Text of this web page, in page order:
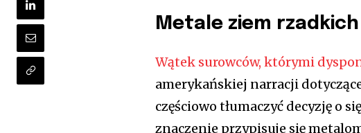
Metale ziem
Wątek surowców, którymi
amerykańskiej narracji
częściowo tłumaczyć decyzję o
znaczenie przypisuje się